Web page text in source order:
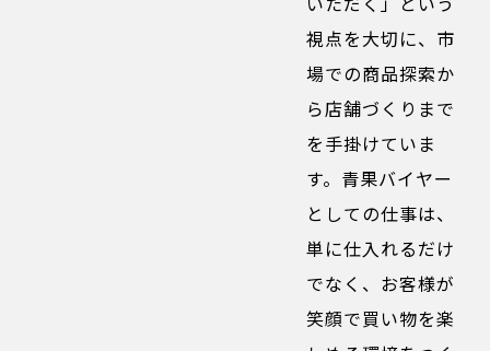
視点を大切に、市
場での商品探索か
ら店舗づくりまで
を手掛けていま
す。青果バイヤー
としての仕事は、
単に仕入れるだけ
でなく、お客様が
笑顔で買い物を楽